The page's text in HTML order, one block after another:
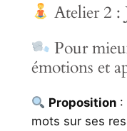
Atelier 2 :
Pour
émotions et
Proposition:
mots sur ses